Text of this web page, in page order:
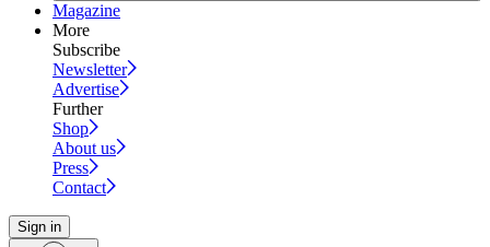
Magazine
More
Subscribe
Newsletter
Advertise
Further
Shop
About us
Press
Contact
Sign in